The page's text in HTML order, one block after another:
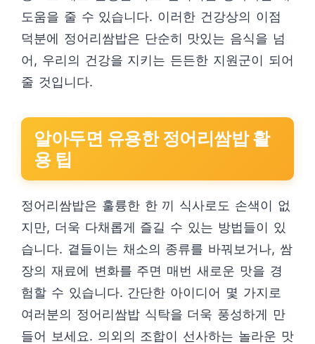
도움을 줄 수 있습니다. 이러한 건강상의 이점
덕분에 정어리쌈밥은 단순히 맛있는 음식을 넘
어, 우리의 건강을 지키는 든든한 지원군이 되어
줄 것입니다.
알아두면 유용한 정어리쌈밥 활
용 팁
정어리쌈밥은 훌륭한 한 끼 식사로도 손색이 없
지만, 더욱 다채롭게 즐길 수 있는 방법들이 있
습니다. 곁들이는 채소의 종류를 바꿔보거나, 쌈
장의 재료에 변화를 주면 매번 새로운 맛을 경
험할 수 있습니다. 간단한 아이디어 몇 가지로
여러분의 정어리쌈밥 식탁을 더욱 풍성하게 만
들어 보세요. 의외의 조합이 선사하는 놀라운 맛